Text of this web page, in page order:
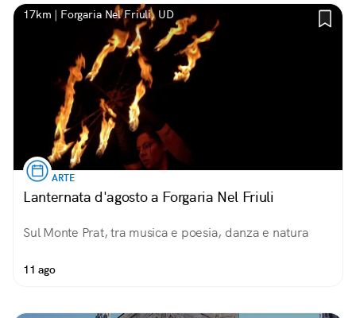
17km | Forgaria Nel Friuli, UD
ARTE
Lanternata d'agosto a Forgaria Nel Friuli
Sul Monte Prat, tra musica e poesia, danza e natura
11 ago